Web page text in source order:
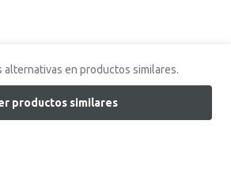
alternativas en productos similares.
productos similares